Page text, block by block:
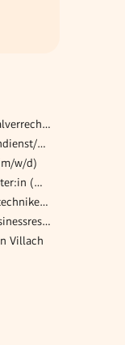
Payroll Specialist – Personalverrechnung (w/m/d)
Kundenbetreuer/in im Innendienst/Back Office für den Standort in Linz (m,w,d)
w/d)
Manager:in Tax/ Steuerberater:in (m/w/d)
Betriebselektriker / Servicetechniker Elektrotechnik (m/w/d)
Servicekraft in unserem Businessrestaurant (m/w/d)
Villach